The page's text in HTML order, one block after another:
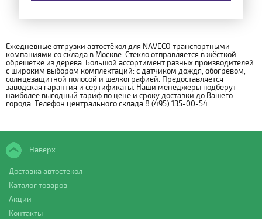
Ежедневные отгрузки автостёкол для NAVECO транспортными
компаниями со склада в Москве. Стекло отправляется в жёсткой
обрешётке из дерева. Большой ассортимент разных производителей
с широким выбором комплектаций: с датчиком дождя, обогревом,
солнцезащитной полосой и шелкографией. Предоставляется
заводская гарантия и сертификаты. Наши менеджеры подберут
наиболее выгодный тариф по цене и сроку доставки до Вашего
города. Телефон центрального склада 8 (495) 135-00-54.
Наверх
Доставка автостекол
Каталог товаров
Акции
Контакты